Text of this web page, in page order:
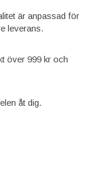
är anpassad för
leverans.
över 999 kr och
åt dig.